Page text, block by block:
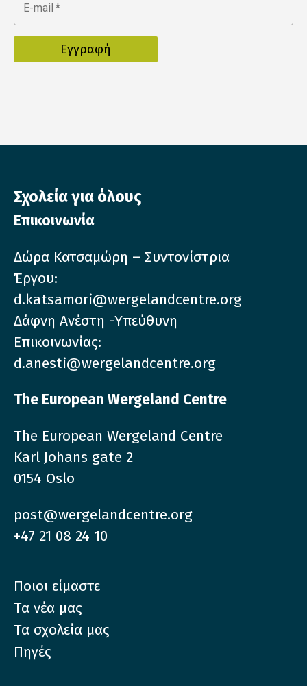
E-mail *
Σχολεία για όλους
Επικοινωνία
Δώρα Κατσαμώρη – Συντονίστρια
Έργου:
d.katsamori@wergelandcentre.org
Δάφνη Ανέστη -Υπεύθυνη
Επικοινωνίας:
d.anesti@wergelandcentre.org
The European Wergeland Centre
The European Wergeland Centre
Karl Johans gate 2
0154 Oslo
post@wergelandcentre.org
+47 21 08 24 10
Ποιοι είμαστε
Τα νέα μας
Τα σχολεία μας
Πηγές